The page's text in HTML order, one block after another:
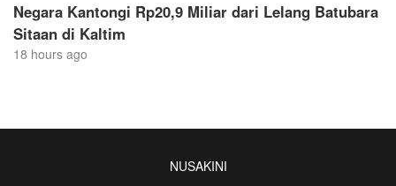
Negara Kantongi Rp20,9 Miliar dari Lelang Batubara
Sitaan di Kaltim
18 hours ago
NUSAKINI